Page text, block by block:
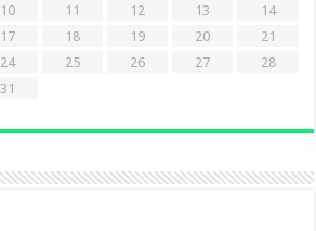
10 11 12 13
14
17 18 19 20
21
24 25 26 27
28
31